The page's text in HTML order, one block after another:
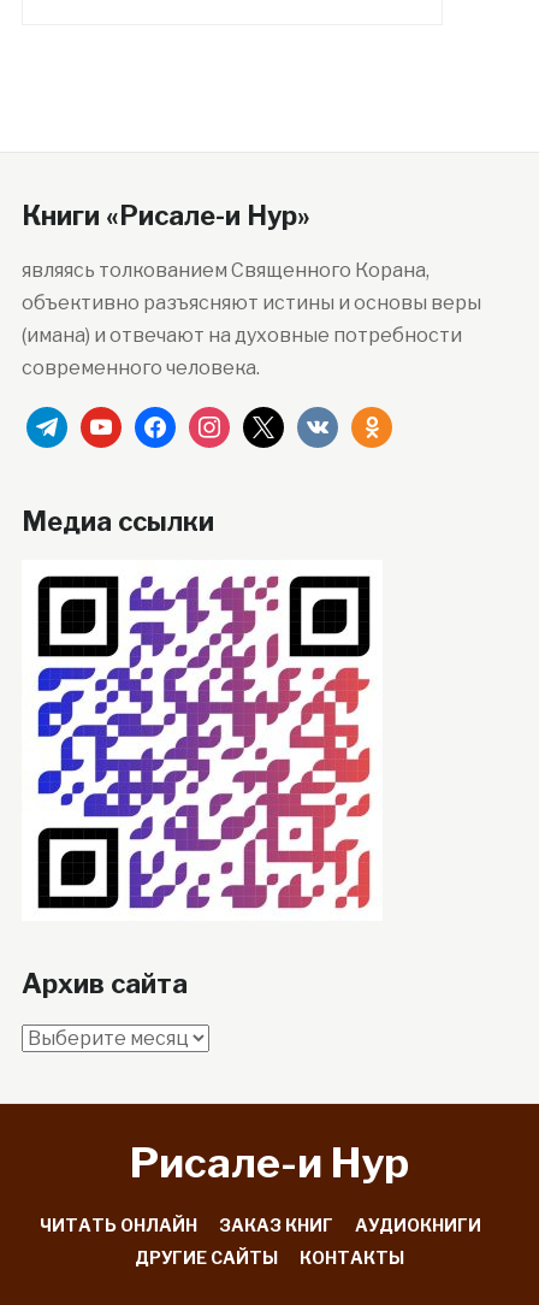
Книги «Рисале-и Нур»
являясь толкованием Священного Корана,
объективно разъясняют истины и основы веры
(имана) и отвечают на духовные потребности
современного человека.
telegramyoutubefacebookinstagram
x vkontakteodnoklassniki
Медиа ссылки
Архив сайта
Архив
Рисале-и Hyp
ЧИТАТЬ ОНЛАЙН ЗАКАЗ КНИГ
АУДИОКНИГИ
ДРУГИЕ САЙТЫ
КОНТАКТЫ